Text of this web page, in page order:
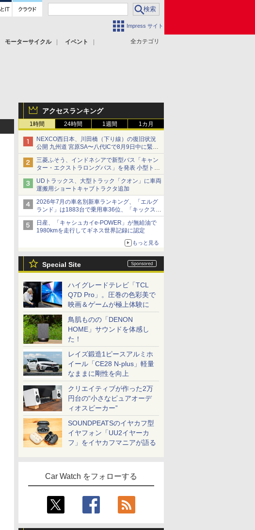
Impress サイト
全カテゴリ
モーターサイクル
イベント
アクセスランキング
1時間 24時間 1週間 1カ月
NEXCO西日本、川田橋（下り線）の復旧状況
公開 九州道 宮原SA〜八代ICで8月9日中に緊急
車両を通行可能に
三菱ふそう、インドネシアで新型バス「キャン
ター・エクストラロングバス」を発表 小型トラ
ックベースの観光・旅客輸送向けバス
UDトラックス、大型トラック「クオン」に車両
運搬用ショートキャブトラクタ追加
2026年7月の車名別新車ランキング、「エルグ
ランド」は1883台で乗用車36位、「キックス」
は2591台で27位に
日産、「キャシュカイe-POWER」が無給油で
1980kmを走行してギネス世界記録に認定
もっと見る
Special Site
ハイグレードテレビ「TCL
Q7D Pro」。圧巻の色彩美で
映画＆ゲームが極上体験に
鳥肌ものの「DENON
HOME」サウンドを体感し
た！
レイズ鍛造1ピースアルミホ
イール「CE28 N-plus」軽量
なままに剛性を向上
クリエイティブが作った2万
円台の“小さなピュアオーデ
ィオスピーカー”
SOUNDPEATSのイヤカフ型
イヤフォン「UU2イヤーカ
フ」をイヤカフマニアが語る
Car Watch をフォローする